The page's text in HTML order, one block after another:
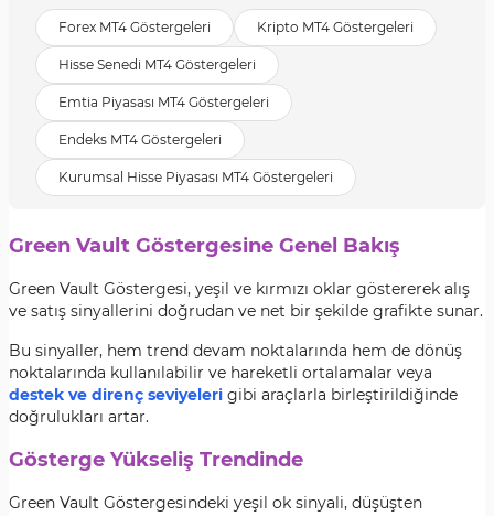
Forex MT4 Göstergeleri Kripto MT4 Göstergeleri
Hisse Senedi MT4 Göstergeleri
Emtia Piyasası MT4 Göstergeleri
Endeks MT4 Göstergeleri
Kurumsal Hisse Piyasası MT4 Göstergeleri
Green Vault Göstergesine Genel Bakış
Green Vault Göstergesi, yeşil ve kırmızı oklar göstererek alış
ve satış sinyallerini doğrudan ve net bir şekilde grafikte sunar.
Bu sinyaller, hem trend devam noktalarında hem de dönüş
noktalarında kullanılabilir ve hareketli ortalamalar veya
destek ve direnç seviyeleri gibi araçlarla birleştirildiğinde
doğrulukları artar.
Gösterge Yükseliş Trendinde
Green Vault Göstergesindeki yeşil ok sinyali, düşüşten